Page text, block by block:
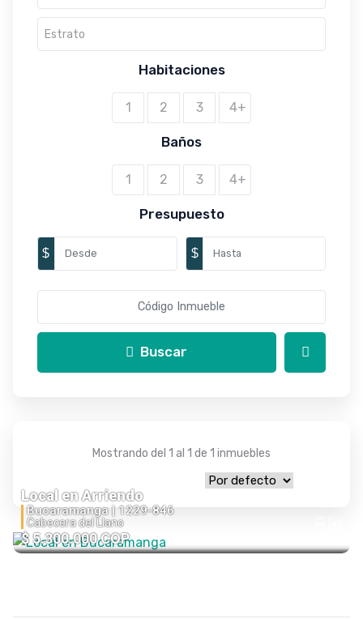
Estrato
Habitaciones
1 2 3 4+
Baños
1 2 3 4+
Presupuesto
$ $
Buscar
Mostrando del 1 al 1 de 1 inmuebles
Local en Arriendo
Bucaramanga |1229-846
Cabecera del Llano
$ 5.300.000 COP